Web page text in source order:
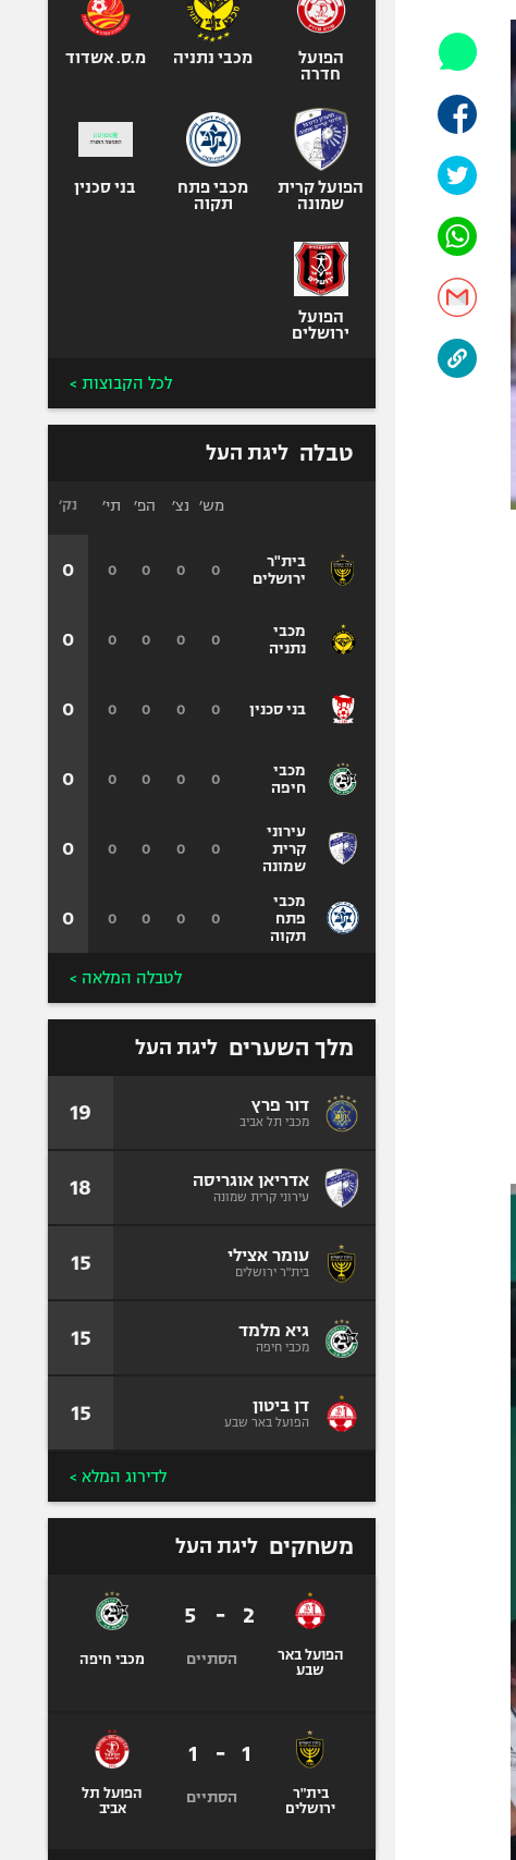
אופניים
ספורט מוטורי
פוטבול אמריקאי NFL
בייסבול MLB
ספורט אתגרי
ואקסטרים
הפועל
חדרה
מכבי נתניה מ.ס. אשדוד
הפועל קרית
שמונה
מכבי פתח
תקוה
בני סכנין
הפועל
ירושלים
לכל הקבוצות >
טבלה ליגת העל
בית"ר
ירושלים
מכבי
נתניה
בני סכנין
מכבי
חיפה
עירוני
קרית
שמונה
מכבי
פתח
תקוה
מש׳ נצ׳ הפ׳ תי׳
0
0
0
0
0
0
0
0
0
0
0
0
0
0
0
0
0
0
0
0
0
0
0
0
נק׳
0
0
0
0
0
0
לטבלה המלאה >
מלך השערים ליגת העל
דור פרץ
מכבי תל אביב 19
אדריאן אוגריסה
עירוני קרית שמונה 18
עומר אצילי
בית"ר ירושלים 15
גיא מלמד
מכבי חיפה 15
דן ביטון
הפועל באר שבע 15
לדירוג המלא >
משחקים ליגת העל
הפועל באר
שבע
2
-
5
הסתיים מכבי חיפה
בית"ר
ירושלים
1
-
1
הסתיים
הפועל תל
אביב